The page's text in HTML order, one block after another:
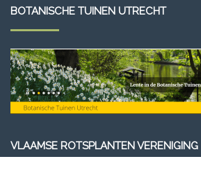
BOTANISCHE TUINEN UTRECHT
VLAAMSE ROTSPLANTEN VERENIGING